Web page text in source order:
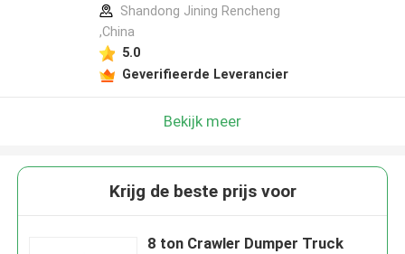
Shandong Jining Rencheng
,China
5.0
Geverifieerde Leverancier
Bekijk meer
Krijg de beste prijs voor
8 ton Crawler Dumper Truck